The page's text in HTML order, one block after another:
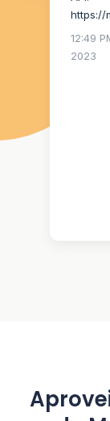
https://
12:49
2023